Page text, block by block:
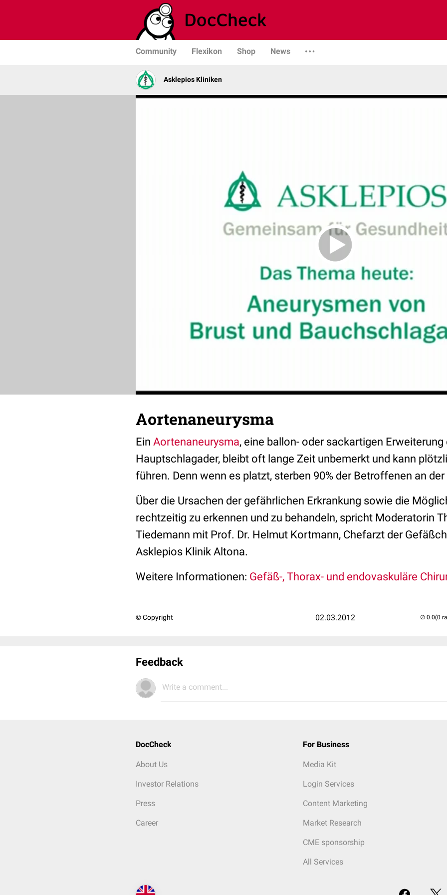
Community Flexikon Shop News
Asklepios Kliniken
Aortenaneurysma
Ein Aortenaneurysma, eine ballon- oder sackartigen Erweiterung
Hauptschlagader, bleibt oft lange Zeit unbemerkt und kann
führen. Denn wenn es platzt, sterben 90% der Betroffenen an
Über die Ursachen der gefährlichen Erkrankung sowie die
rechtzeitig zu erkennen und zu behandeln, spricht Moderatorin
Tiedemann mit Prof. Dr. Helmut Kortmann, Chefarzt der
Asklepios Klinik Altona.
Weitere Informationen: Gefäß-, Thorax- und endovaskuläre
© Copyright 02.03.2012 (0
Feedback
Write a comment...
DocCheck
About Us
Investor Relations
Press
Career
For Business
Media Kit
Login Services
Content Marketing
Market Research
CME sponsorship
All Services